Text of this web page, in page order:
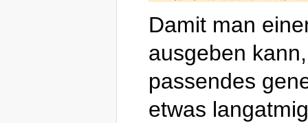
Damit man
ausgeben
passendes
etwas